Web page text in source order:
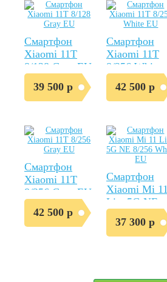
Смартфон
Xiaomi 11T
8/128 Gray EU
39 500 р
Смартфон
Xiaomi 11T
8/256 White
EU
42 500 р
Смартфон
Xiaomi 11T
8/256 Gray EU
42 500 р
Смартфон
Xiaomi Mi 11
Lite 5G NE
8/256 White
EU37 300 р